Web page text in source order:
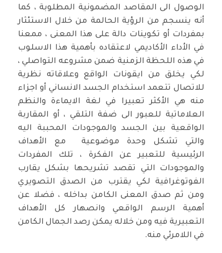
الوصول الى المقاصد المضمونية المطلوبة ، كما
أنه ينسجم من الرؤية الحالمة من خلال الاستئثار
بمفردات أو تكوينات دالة على هذا المعنى ، ممعنا
في الأداء الأكاديمي لاعتقاده بأهمية هذا الاسلوب
في هذه اللحظة الزمنية ضمن مشروعه التواصلي ،
لكي يخلق من ايقونات الواقع وعلاقاته نظرية
للاتصال تتعمد استخدام الجسد الانساني أو اجزاء
منه هي الأكثر تعبيرا في لغة الايماءة والنظم
العلاماتية للعبور الى ضفة التلقي ، أو المقاربة
الواقعية بين الجسد والموجودات المحببة اليه
والتي تشكل وحدة موضوعية مع الأهداف
الرئيسية للتعبير عن الفكرة ، تلك المفردات
والموجودات التي تقصد تشريحها بشكل يقارب
الفوتوغرافية لكي يقترب من الصدق التصويري
ومن ثم صدق المعنى الكامن بداخله ، فضلا عن
أهمية الرسم الواقعي وانصهار كل الأهداف
التعبيرية فيه ومن خلاله يمكن رصد الجمال الكامن
في اللامرئي منه.